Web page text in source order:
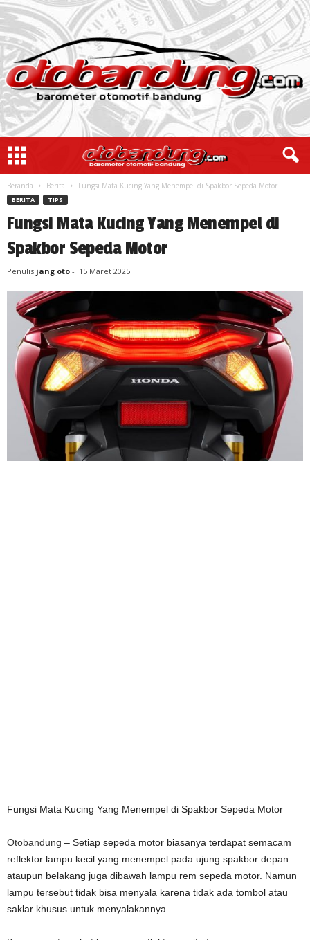
Beranda Berita Fungsi Mata Kucing Yang Menempel di Spakbor Sepeda Motor
BERITA TIPS
Fungsi Mata Kucing Yang Menempel di
Spakbor Sepeda Motor
Penulis jang oto - 15 Maret 2025
Fungsi Mata Kucing Yang Menempel di Spakbor Sepeda Motor
Otobandung – Setiap sepeda motor biasanya terdapat semacam
reflektor lampu kecil yang menempel pada ujung spakbor depan
ataupun belakang juga dibawah lampu rem sepeda motor. Namun
lampu tersebut tidak bisa menyala karena tidak ada tombol atau
saklar khusus untuk menyalakannya.